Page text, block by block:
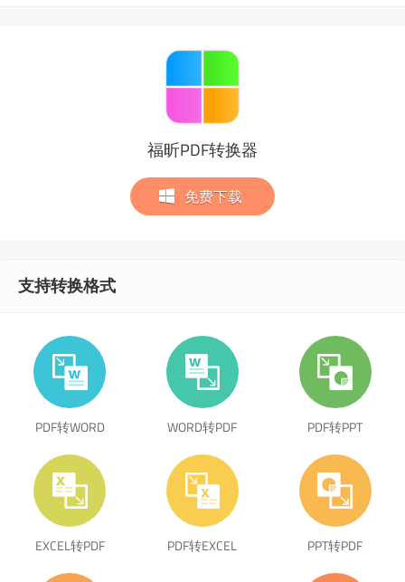
福昕PDF转换器
免费下载
支持转换格式
PDF转WORD WORD转PDF PDF转PPT
EXCEL转PDF PDF转EXCEL PPT转PDF